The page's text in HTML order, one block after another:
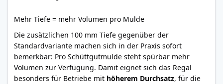
Mehr Tiefe = mehr Volumen pro Mulde
Die zusätzlichen 100 mm Tiefe gegenüber der
Standardvariante machen sich in der Praxis sofort
bemerkbar: Pro Schüttgutmulde steht spürbar mehr
Volumen zur Verfügung. Damit eignet sich das Regal
besonders für Betriebe mit höherem Durchsatz, für die